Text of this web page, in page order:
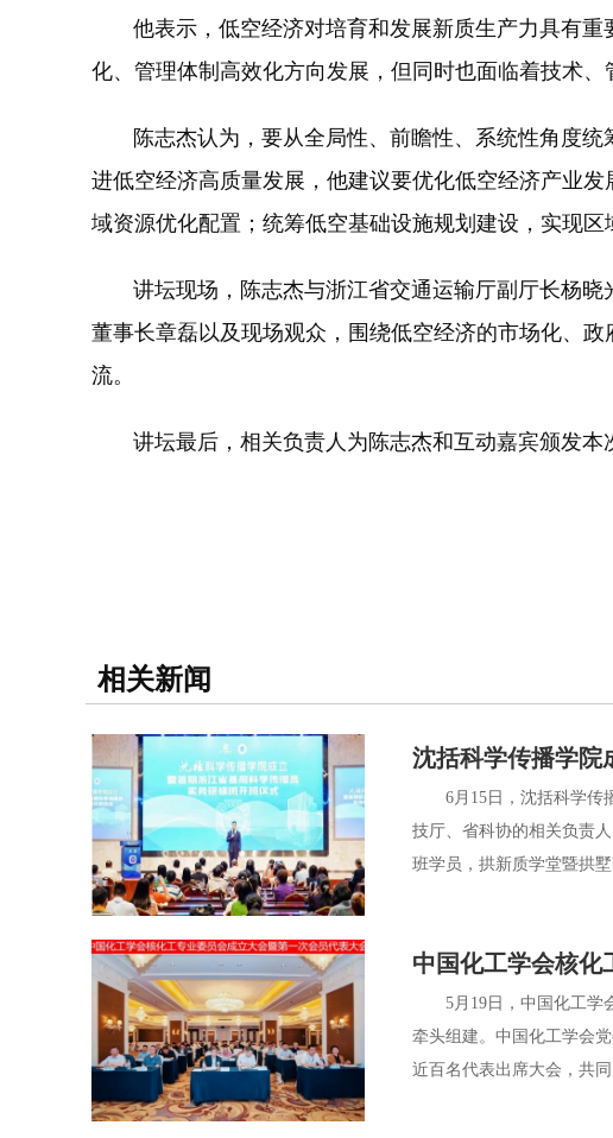
他表示，低空经济对培育和发展新质生产力具有重
化、管理体制高效化方向发展，但同时也面临着技术
陈志杰认为，要从全局性、前瞻性、系统性角度统
进低空经济高质量发展，他建议要优化低空经济产业
域资源优化配置；统筹低空基础设施规划建设，实现
讲坛现场，陈志杰与浙江省交通运输厅副厅长杨晓
董事长章磊以及现场观众，围绕低空经济的市场化、
流。
讲坛最后，相关负责人为陈志杰和互动嘉宾颁发本
相关新闻
沈括科学传播学院
6月15日，沈括科学传播
技厅、省科协的相关负责
班学员，拱新质学堂暨拱
中国化工学会核化
5月19日，中国化工学会
牵头组建。中国化工学会
近百名代表出席大会，共